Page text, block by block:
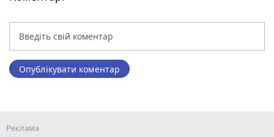
Опублікувати коментар